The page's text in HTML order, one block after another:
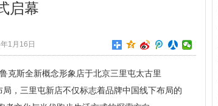
启幕
1月16日
克斯全新概念形象店于北京三里屯太古里
，三里屯新店不仅标志着品牌中国线下布局的